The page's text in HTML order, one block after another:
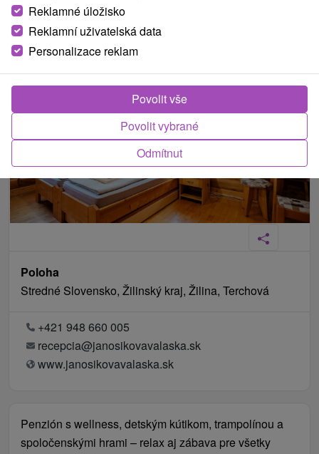
Poloha
Stredné Slovensko, Žilinský kraj, Žilina, Terchová
+421 948 660 005
recepcia@janosikovavalaska.sk
www.janosikovavalaska.sk
Penzión s wellness, detským kútikom, trampolínou a
spoločenskými hrami – relax aj zábava pre všetky
Reklamné úložisko
Reklamní uživatelská data
Personalizace reklam
Odmítnut
Povolit vybrané
Povolit vše